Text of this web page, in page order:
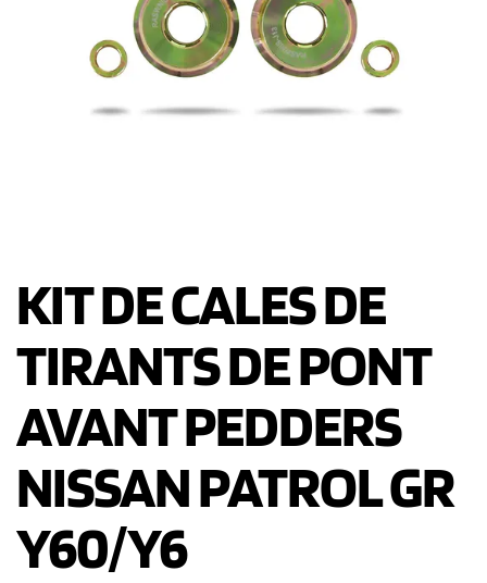
KIT DE CALES DE
TIRANTS DE PONT
AVANT PEDDERS
NISSAN PATROL GR
Y60/Y6